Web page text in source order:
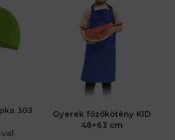
303
Gyerek főzőkötény KID
48×63 cm